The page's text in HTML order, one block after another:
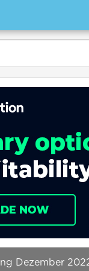
Dezember